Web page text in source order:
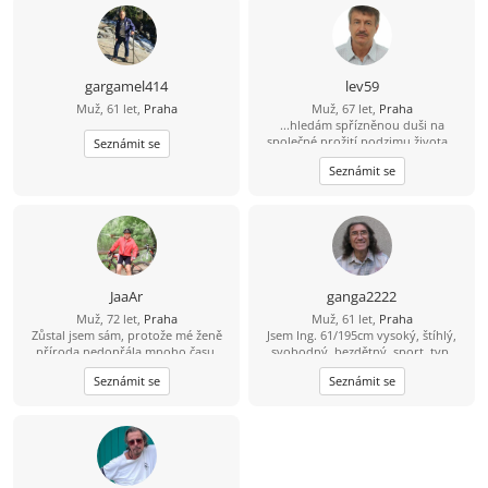
něžný, hravý a zralý, fit a nekuřák.
Jsem poměrně hluboký, inteligentní,
všímavý, přemýšlivý, mluvím tiše a
jsem „sladký“ (řekli mi to). Mám rád
jednoduché věci v životě a také mám
rád hezké věci v životě. Mám rád
svou zemi a venkov. Rád se uvolním
a dobře se bavím.
Mám rád léto a v zimně ho miluji.
Když ale má být i zima, tak k tomu
mám lyže. Nuda se mnou není, ale
sranda ano.
gargamel414
Muž, 61 let, Praha
Seznámit se
lev59
Muž, 67 let, Praha
...hledám spřízněnou duši na
společné prožití podzimu života...
Seznámit se
JaaAr
Muž, 72 let, Praha
Zůstal jsem sám, protože mé ženě
příroda nedopřála mnoho času.
Chodil jsem po světě jen se svým
čtyřnohým přítelem.Povahou jsem
15ti letý, ale už hodně dlouho.
Hledám sportovní babu, která by mi
pomohla se znovu rozdýchat.
Dokážu jít i za kulturou.Hospodu
nemusím,ale čas od času i tam,
Seznámit se
ganga2222
Muž, 61 let, Praha
Jsem Ing. 61/195cm vysoký, štíhlý,
svobodný, bezdětný, sport. typ,
nekuřák, nepiju. Hledám příjemnou
vlídnou nevdanou ženu pro plný
milenecký i přátelský partnerský
Seznámit se